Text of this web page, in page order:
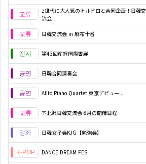
z世代に大人気のトルドロと合同企画！日韓交
流会
日韓交流会 in 麻布十番
第43回産経国際書展
日韓合同演奏会
Alito Piano Quartet 東京デビュー...
下北沢日韓交流会-8月の開催日程
日韓女子会KJG【勉強会】
DANCE DREAM FES